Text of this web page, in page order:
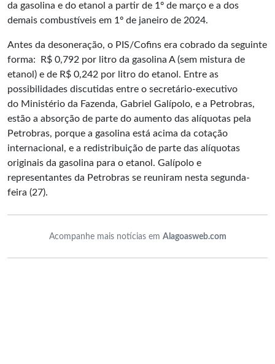
da gasolina e do etanol a partir de 1º de março e a dos
demais combustíveis em 1º de janeiro de 2024.
Antes da desoneração, o PIS/Cofins era cobrado da seguinte
forma: R$ 0,792 por litro da gasolina A (sem mistura de
etanol) e de R$ 0,242 por litro do etanol. Entre as
possibilidades discutidas entre o secretário-executivo
do Ministério da Fazenda, Gabriel Galípolo, e a Petrobras,
estão a absorção de parte do aumento das alíquotas pela
Petrobras, porque a gasolina está acima da cotação
internacional, e a redistribuição de parte das alíquotas
originais da gasolina para o etanol. Galípolo e
representantes da Petrobras se reuniram nesta segunda-
feira (27).
Acompanhe mais notícias em Alagoasweb.com